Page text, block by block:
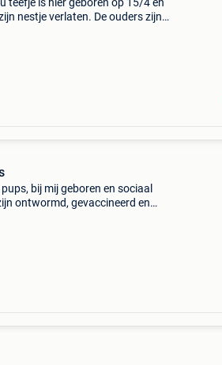
nestje verlaten. De ouders zijn
bij mij geboren en sociaal
ontwormd, gevaccineerd en